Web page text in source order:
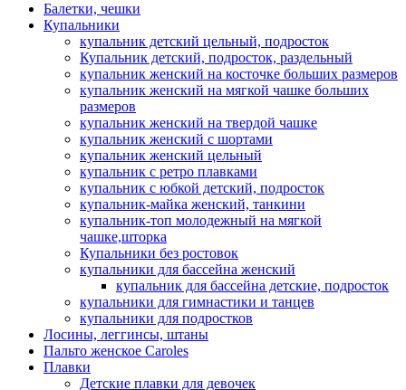
Балетки, чешки
Купальники
купальник детский цельный, подросток
Купальник детский, подросток, раздельный
купальник женский на косточке больших размеров
купальник женский на мягкой чашке больших
размеров
купальник женский на твердой чашке
купальник женский с шортами
купальник женский цельный
купальник с ретро плавками
купальник с юбкой детский, подросток
купальник-майка женский, танкини
купальник-топ молодежный на мягкой
чашке,шторка
Купальники без ростовок
купальники для бассейна женский
купальник для бассейна детские, подросток
купальники для гимнастики и танцев
купальники для подростков
Лосины, леггинсы, штаны
Пальто женское Caroles
Плавки
Детские плавки для девочек